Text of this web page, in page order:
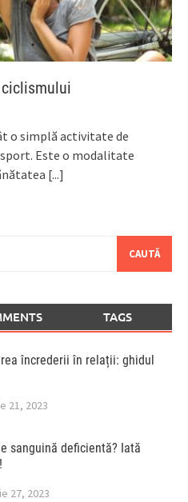
o simplă activitate de
Este o modalitate
[...]
TAGS
încrederii în relații: ghidul
21, 2023
sanguină deficientă? Iată
27, 2023